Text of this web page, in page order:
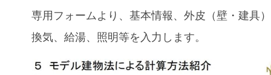
専用フォームより、基本情報、外皮（壁・建具
換気、給湯、照明等を入力します。